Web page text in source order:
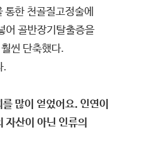
한 천골질고정술에
어 골반장기탈출증을
씬 단축했다.
.
많이 얻었어요. 인연이
자산이 아닌 인류의